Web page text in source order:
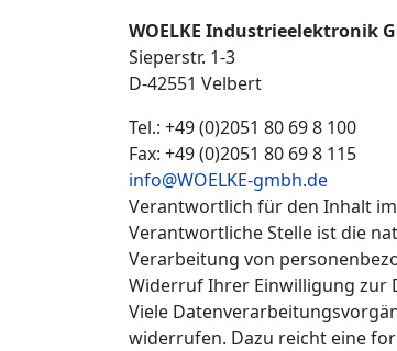
WOELKE Industrieelektronik
Sieperstr. 1-3
D-42551 Velbert
Tel.: +49 (0)2051 80 69 8 100
Fax: +49 (0)2051 80 69 8 115
info@WOELKE-gmbh.de
Verantwortlich für den Inhalt im
Verantwortliche Stelle ist die
Verarbeitung von
Widerruf Ihrer Einwilligung zur
Viele
widerrufen. Dazu reicht eine